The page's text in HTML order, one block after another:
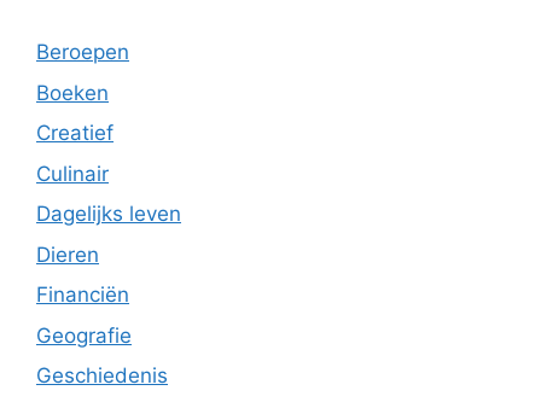
Beroepen
Boeken
Creatief
Culinair
Dagelijks leven
Dieren
Financiën
Geografie
Geschiedenis